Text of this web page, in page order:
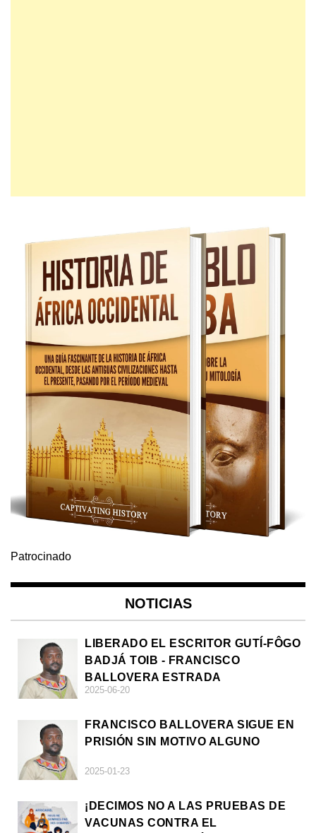
Patrocinado
NOTICIAS
LIBERADO EL ESCRITOR GUTÍ-FÔGO
BADJÁ TOIB - FRANCISCO
BALLOVERA ESTRADA
2025-06-20
FRANCISCO BALLOVERA SIGUE EN
PRISIÓN SIN MOTIVO ALGUNO
2025-01-23
¡DECIMOS NO A LAS PRUEBAS DE
VACUNAS CONTRA EL